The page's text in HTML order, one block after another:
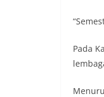
Pada